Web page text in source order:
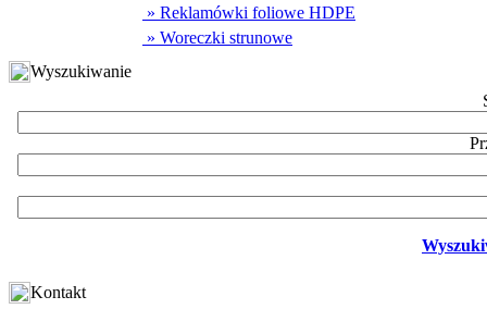
» Reklamówki foliowe HDPE
» Woreczki strunowe
Wyszukiwanie
Kontakt